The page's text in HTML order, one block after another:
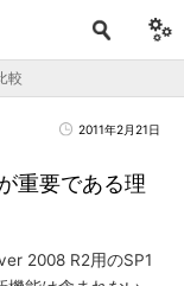
較
2011年2月21日
重要である理
2008 R2用のSP1